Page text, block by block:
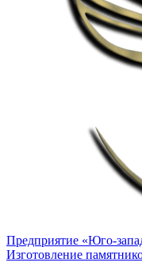
Предприятие «Юго-
Изготовление